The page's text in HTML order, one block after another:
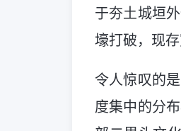
于夯土城垣
壕打破，现存
令人惊叹的
度集中的分